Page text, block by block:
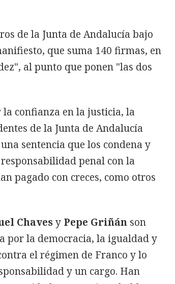
de la Junta de Andalucía bajo
que suma 140 firmas, en
al punto que ponen "las dos
la confianza en la justicia, la
de la Junta de Andalucía
sentencia que los condena y
penal con la
pagado con creces, como otros
Chavesy Pepe Griñán son
por la democracia, la igualdad y
el régimen de Franco y lo
y un cargo. Han